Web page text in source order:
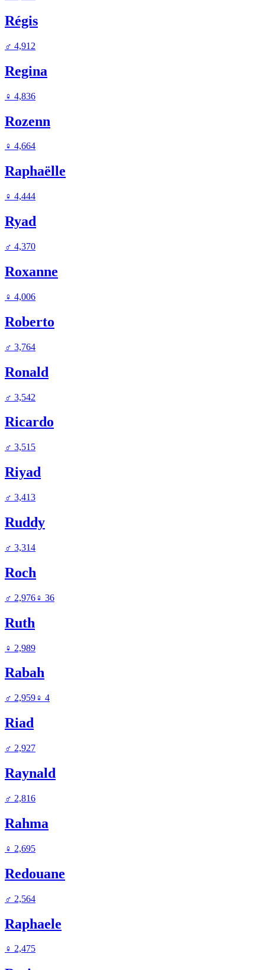
Régis
♂ 4,912
Regina
♀ 4,836
Rozenn
♀ 4,664
Raphaëlle
♀ 4,444
Ryad
♂ 4,370
Roxanne
♀ 4,006
Roberto
♂ 3,764
Ronald
♂ 3,542
Ricardo
♂ 3,515
Riyad
♂ 3,413
Ruddy
♂ 3,314
Roch
♂ 2,976♀ 36
Ruth
♀ 2,989
Rabah
♂ 2,959♀ 4
Riad
♂ 2,927
Raynald
♂ 2,816
Rahma
♀ 2,695
Redouane
♂ 2,564
Raphaele
♀ 2,475